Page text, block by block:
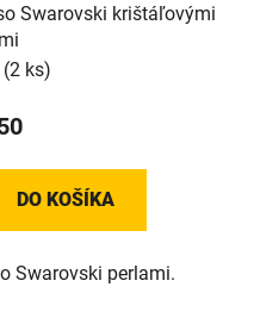
Swarovski krištáľovými
(2 ks)
DO KOŠÍKA
Swarovski perlami.